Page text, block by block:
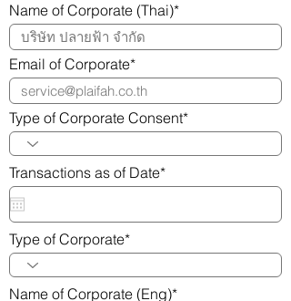
Name of Corporate (Thai)*
Email of Corporate*
Type of Corporate Consent*
Transactions as of Date*
Type of Corporate*
Name of Corporate (Eng)*